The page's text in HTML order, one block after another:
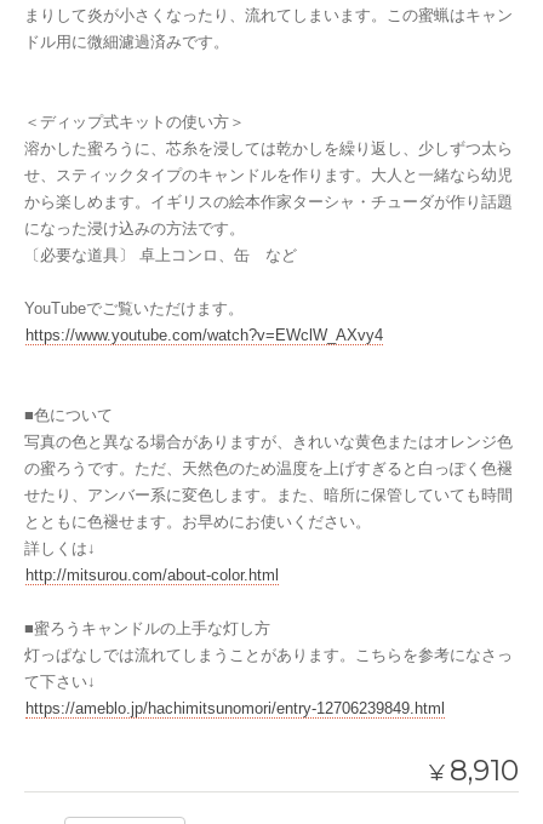
まりして炎が小さくなったり、流れてしまいます。この蜜蝋はキャン
ドル用に微細濾過済みです。
＜ディップ式キットの使い方＞
溶かした蜜ろうに、芯糸を浸しては乾かしを繰り返し、少しずつ太ら
せ、スティックタイプのキャンドルを作ります。大人と一緒なら幼児
から楽しめます。イギリスの絵本作家ターシャ・チューダが作り話題
になった浸け込みの方法です。
〔必要な道具〕 卓上コンロ、缶 など
YouTubeでご覧いただけます。
https://www.youtube.com/watch?v=EWclW_AXvy4
■色について
写真の色と異なる場合がありますが、きれいな黄色またはオレンジ色
の蜜ろうです。ただ、天然色のため温度を上げすぎると白っぽく色褪
せたり、アンバー系に変色します。また、暗所に保管していても時間
とともに色褪せます。お早めにお使いください。
詳しくは↓
http://mitsurou.com/about-color.html
■蜜ろうキャンドルの上手な灯し方
灯っぱなしでは流れてしまうことがあります。こちらを参考になさっ
て下さい↓
https://ameblo.jp/hachimitsunomori/entry-12706239849.html
¥ 8,910